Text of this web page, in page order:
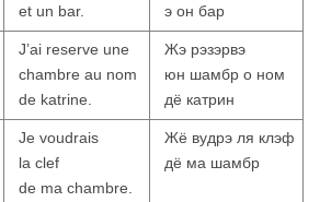
et un bar.
э он бар
J’ai reserve une
chambre au nom
de katrine.
Жэ рэзэрвэ
юн шамбр о ном
дё катрин
Je voudrais
la clef
de ma chambre.
Жё вудрэ ля клэф
дё ма шамбр